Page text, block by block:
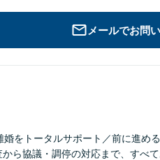
メールでお問
をトータルサポート／前に進め
ら協議・調停の対応まで、すべ